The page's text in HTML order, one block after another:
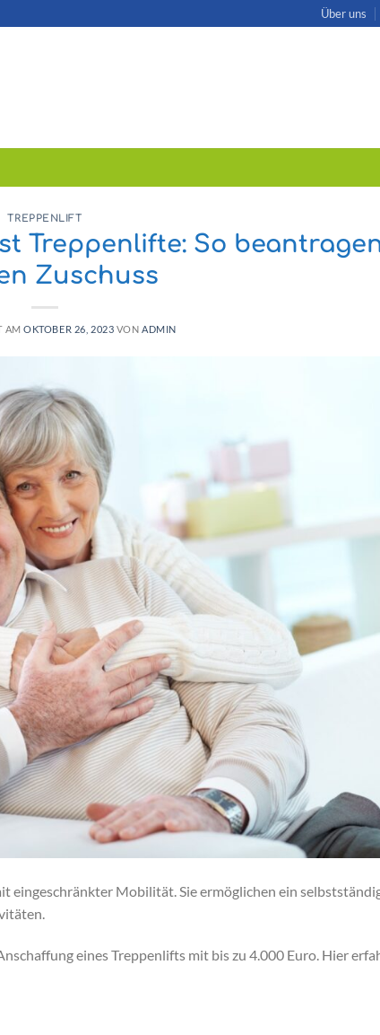
Über uns
TREPPENLIFT
Treppenlifte: So
Zuschuss
AMOKTOBER 26, 2023 VON ADMIN
eingeschränkter Mobilität. Sie ermöglichen ein
eines Treppenlifts mit bis zu 4.000 Euro. Hier